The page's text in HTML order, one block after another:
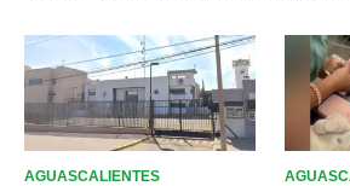
AGUASCALIENTES